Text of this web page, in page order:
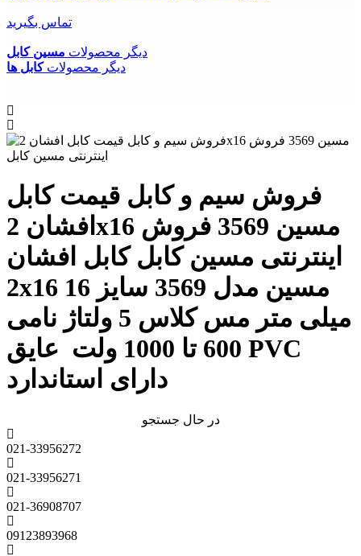
تماس بگیرید
دیگر محصولات مسین کابل
دیگر محصولاتکابل ها
فروش سیم و کابل قیمت کابل
افشان 2x16 مسین 3569 فروش
اینترنتی مسین کابل کابل افشان
2x16 مسین مدل 3569 سایز 16
میلی متر مس کلاس 5 ولتاژ نامی
600 تا 1000 ولت عایق PVC
دارای استاندارد
در حال جستجو
021-33956272
021-33956271
021-36908707
09123893968